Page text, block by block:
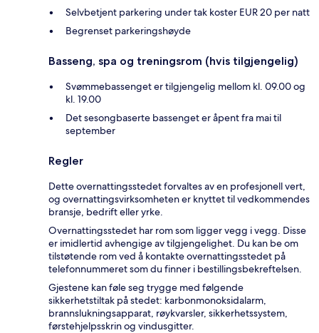
Selvbetjent parkering under tak koster EUR 20 per natt
Begrenset parkeringshøyde
Basseng, spa og treningsrom (hvis tilgjengelig)
Svømmebassenget er tilgjengelig mellom kl. 09.00 og
kl. 19.00
Det sesongbaserte bassenget er åpent fra mai til
september
Regler
Dette overnattingsstedet forvaltes av en profesjonell vert,
og overnattingsvirksomheten er knyttet til vedkommendes
bransje, bedrift eller yrke.
Overnattingsstedet har rom som ligger vegg i vegg. Disse
er imidlertid avhengige av tilgjengelighet. Du kan be om
tilstøtende rom ved å kontakte overnattingsstedet på
telefonnummeret som du finner i bestillingsbekreftelsen.
Gjestene kan føle seg trygge med følgende
sikkerhetstiltak på stedet: karbonmonoksidalarm,
brannslukningsapparat, røykvarsler, sikkerhetssystem,
førstehjelpsskrin og vindusgitter.